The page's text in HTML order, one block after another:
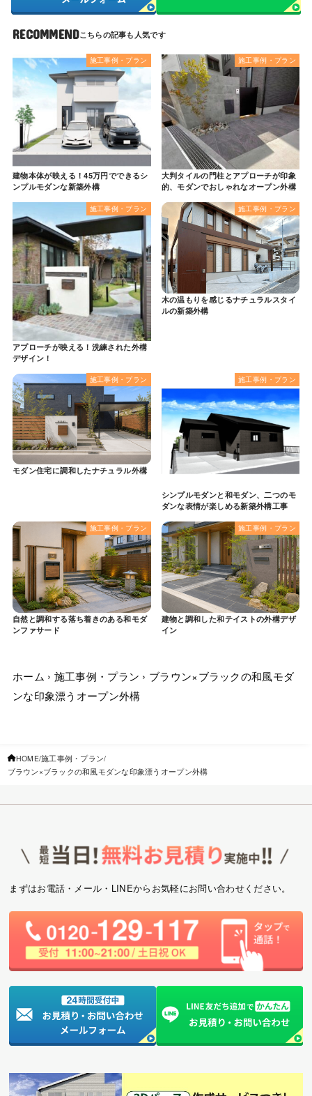
RECOMMEND
施工事例・プラン
建物本体が映える！45万円でできるシ
ンプルモダンな新築外構
施工事例・プラン
大判タイルの門柱とアプローチが印象
的、モダンでおしゃれなオープン外構
施工事例・プラン
アプローチが映える！洗練された外構
デザイン！
施工事例・プラン
木の温もりを感じるナチュラルスタイ
ルの新築外構
施工事例・プラン
モダン住宅に調和したナチュラル外構
施工事例・プラン
シンプルモダンと和モダン、二つのモ
ダンな表情が楽しめる新築外構工事
施工事例・プラン
自然と調和する落ち着きのある和モダ
ンファサード
施工事例・プラン
建物と調和した和テイストの外構デザ
イン
ホーム › 施工事例・プラン › ブラウン×ブラックの和風モダ
ンな印象漂うオープン外構
HOME 施工事例・プラン
ブラウン×ブラックの和風モダンな印象漂うオープン外構
まずはお電話・メール・LINEからお気軽にお問い合わせください。